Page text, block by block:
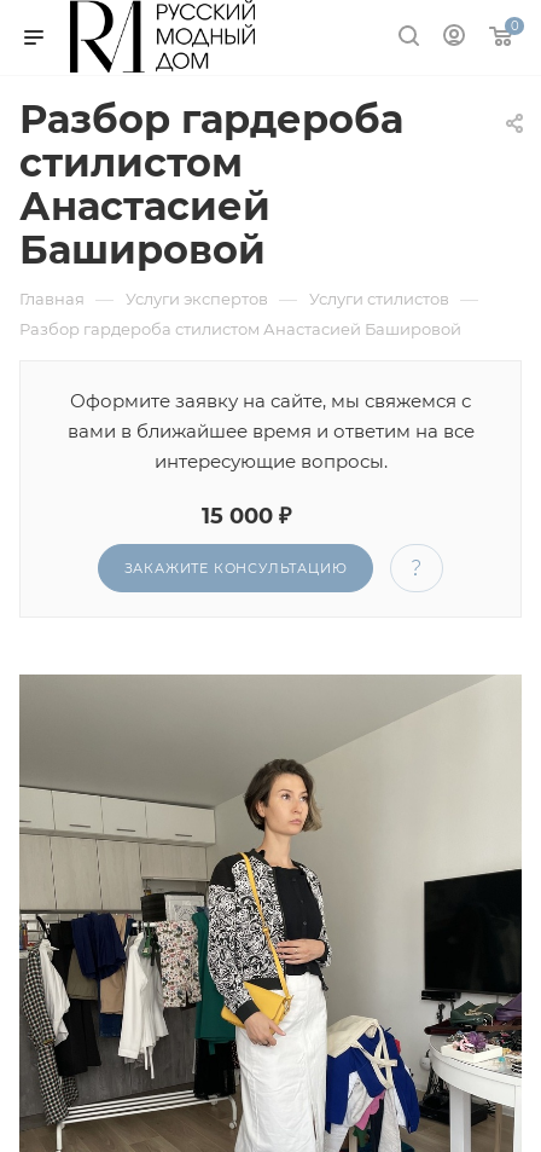
0
Разбор гардероба
стилистом
Анастасией
Башировой
Главная — Услуги экспертов — Услуги стилистов —
Разбор гардероба стилистом Анастасией Башировой
Оформите заявку на сайте, мы свяжемся с
вами в ближайшее время и ответим на все
интересующие вопросы.
15 000 ₽
ЗАКАЖИТЕ КОНСУЛЬТАЦИЮ